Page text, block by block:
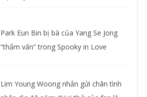
Park Eun Bin bị bà của Yang Se Jong
“thẩm vấn” trong Spooky in Love
Lim Young Woong nhắn gửi chân tình